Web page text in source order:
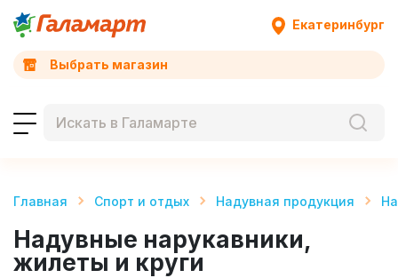
Екатеринбург
Выбрать магазин
Главная Спорт и отдых Надувная продукция
Надувные нарукавники,
жилеты и круги